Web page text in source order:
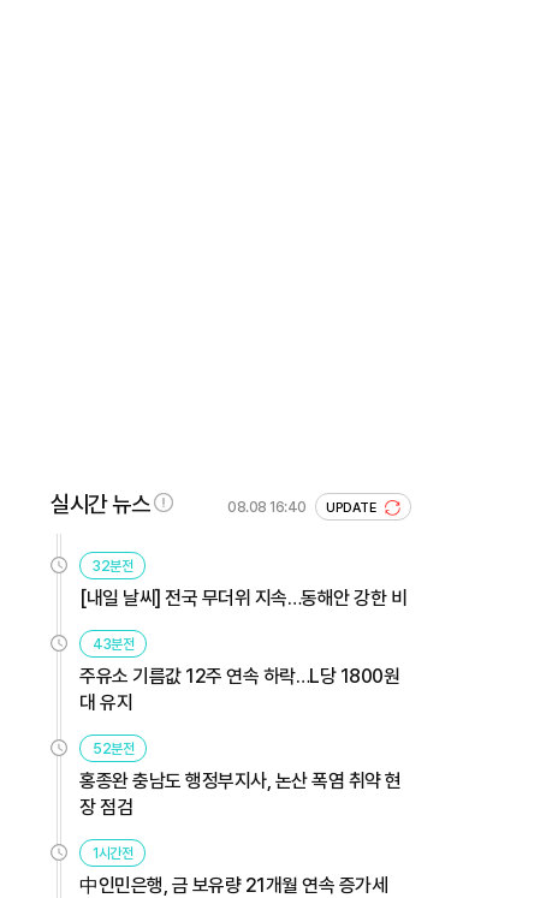
실시간 뉴스 08.08 16:40 UPDATE
32분전
[내일 날씨] 전국 무더위 지속…동해안 강한 비
43분전
주유소 기름값 12주 연속 하락…L당 1800원
대 유지
52분전
홍종완 충남도 행정부지사, 논산 폭염 취약 현
장 점검
1시간전
中인민은행, 금 보유량 21개월 연속 증가세